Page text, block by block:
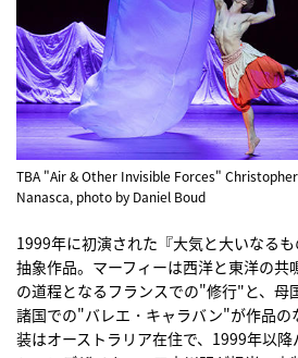
TBA "Air & Other Invisible Forces"
Nanasca, photo by Daniel Boud
1999年に初演された『大気と大いなる
抽象作品。マーフィーは西洋と東洋の共
の道程となるフランスでの"修行"と、母
諸国での"バレエ・キャラバン"が作品の
装はオーストラリア在住で、1999年以